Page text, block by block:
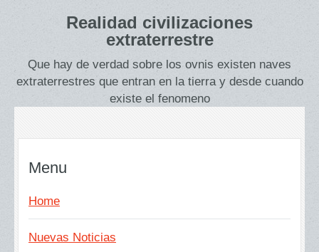
Realidad civilizaciones
extraterrestre
Que hay de verdad sobre los ovnis existen naves
extraterrestres que entran en la tierra y desde cuando
existe el fenomeno
Menu
Home
Nuevas Noticias